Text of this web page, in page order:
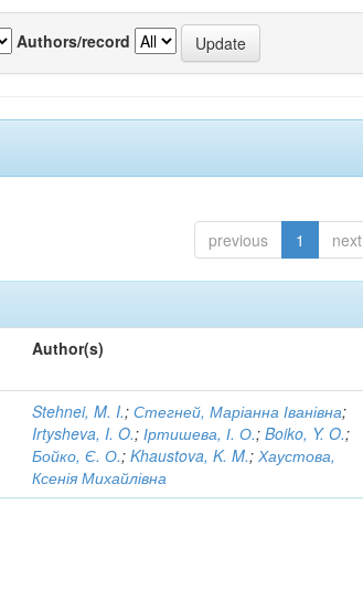
Authors/record
previous 1 next
Author(s)
Stehnei, M. I.;Стегней, Маріанна Іванівна;
Irtysheva, I. O.;Іртишева, І. О.;Boiko, Y. O.;
Бойко, Є. О.;Khaustova, K. M.;Хаустова,
Ксенія Михайлівна